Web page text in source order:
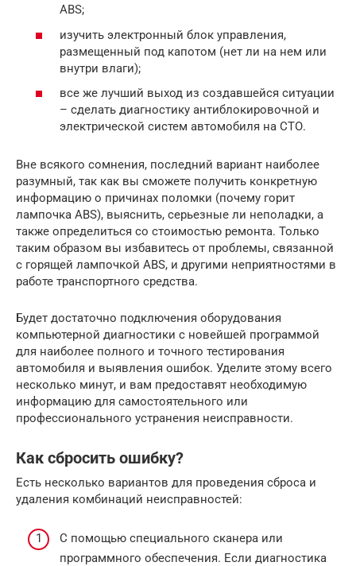
ABS;
изучить электронный блок управления,
размещенный под капотом (нет ли на нем или
внутри влаги);
все же лучший выход из создавшейся ситуации
– сделать диагностику антиблокировочной и
электрической систем автомобиля на СТО.
Вне всякого сомнения, последний вариант наиболее
разумный, так как вы сможете получить конкретную
информацию о причинах поломки (почему горит
лампочка ABS), выяснить, серьезные ли неполадки, а
также определиться со стоимостью ремонта. Только
таким образом вы избавитесь от проблемы, связанной
с горящей лампочкой ABS, и другими неприятностями в
работе транспортного средства.
Будет достаточно подключения оборудования
компьютерной диагностики с новейшей программой
для наиболее полного и точного тестирования
автомобиля и выявления ошибок. Уделите этому всего
несколько минут, и вам предоставят необходимую
информацию для самостоятельного или
профессионального устранения неисправности.
Как сбросить ошибку?
Есть несколько вариантов для проведения сброса и
удаления комбинаций неисправностей:
С помощью специального сканера или
программного обеспечения. Если диагностика